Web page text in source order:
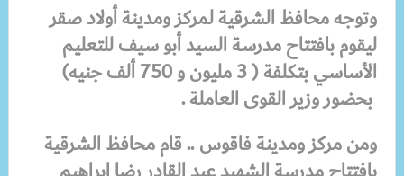
وتوجه محافظ الشرقيةلمركز ومدينة أولاد صقر
ليقوم بافتتاحمدرسة السيد أبو سيف للتعليم
الأساسي بتكلفة ( 3 مليون و 750 ألف جنيه
)
بحضور وزير القوى العاملة .
ومن مركز ومدينة فاقوس .. قام محافظ الشرقية